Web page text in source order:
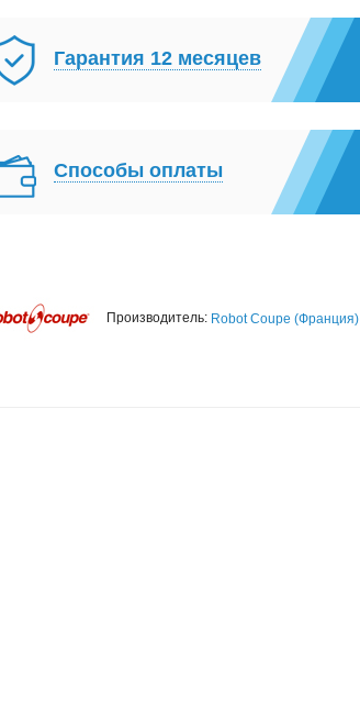
Гарантия 12 месяцев
Способы оплаты
Производитель: Robot Coupe (Франция)